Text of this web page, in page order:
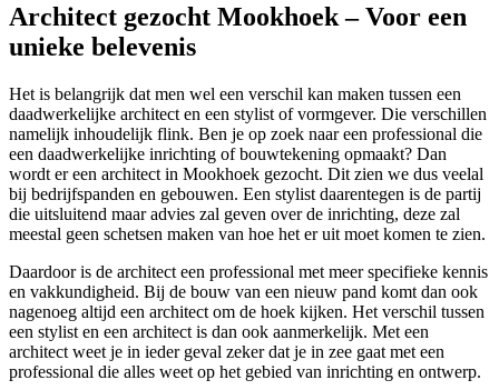
Architect gezocht Mookhoek – Voor een
unieke belevenis
Het is belangrijk dat men wel een verschil kan maken tussen een
daadwerkelijke architect en een stylist of vormgever. Die verschillen
namelijk inhoudelijk flink. Ben je op zoek naar een professional die
een daadwerkelijke inrichting of bouwtekening opmaakt? Dan
wordt er een architect in Mookhoek gezocht. Dit zien we dus veelal
bij bedrijfspanden en gebouwen. Een stylist daarentegen is de partij
die uitsluitend maar advies zal geven over de inrichting, deze zal
meestal geen schetsen maken van hoe het er uit moet komen te zien.
Daardoor is de architect een professional met meer specifieke kennis
en vakkundigheid. Bij de bouw van een nieuw pand komt dan ook
nagenoeg altijd een architect om de hoek kijken. Het verschil tussen
een stylist en een architect is dan ook aanmerkelijk. Met een
architect weet je in ieder geval zeker dat je in zee gaat met een
professional die alles weet op het gebied van inrichting en ontwerp.